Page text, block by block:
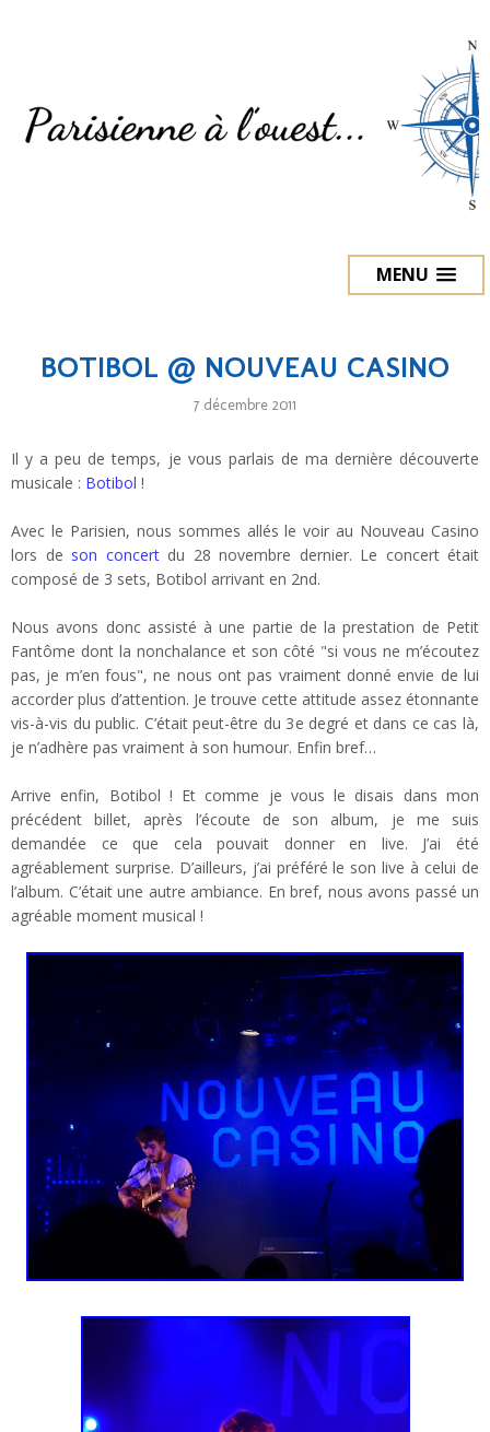
MENU
BOTIBOL @ NOUVEAU CASINO
7 décembre 2011
Il y a peu de temps, je vous parlais de ma dernière découverte
musicale : Botibol !
Avec le Parisien, nous sommes allés le voir au Nouveau Casino
lors de son concertdu 28 novembre dernier. Le concert était
composé de 3 sets, Botibol arrivant en 2nd.
Nous avons donc assisté à une partie de la prestation de Petit
Fantôme dont la nonchalance et son côté "si vous ne m’écoutez
pas, je m’en fous", ne nous ont pas vraiment donné envie de lui
accorder plus d’attention. Je trouve cette attitude assez étonnante
vis-à-vis du public. C’était peut-être du 3e degré et dans ce cas là,
je n’adhère pas vraiment à son humour. Enfin bref…
Arrive enfin, Botibol ! Et comme je vous le disais dans mon
précédent billet, après l’écoute de son album, je me suis
demandée ce que cela pouvait donner en live. J’ai été
agréablement surprise. D’ailleurs, j’ai préféré le son live à celui de
l’album. C’était une autre ambiance. En bref, nous avons passé un
agréable moment musical !